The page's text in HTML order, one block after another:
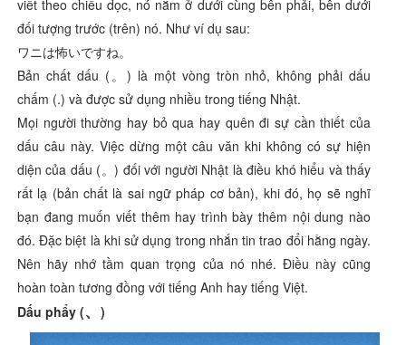
viết theo chiều dọc, nó nằm ở dưới cùng bên phải, bên dưới
đối tượng trước (trên) nó. Như ví dụ sau:
ワニは怖いですね。
Bản chất dấu (。) là một vòng tròn nhỏ, không phải dấu
chấm (.) và được sử dụng nhiều trong tiếng Nhật.
Mọi người thường hay bỏ qua hay quên đi sự cần thiết của
dấu câu này. Việc dừng một câu văn khi không có sự hiện
diện của dấu (。) đối với người Nhật là điều khó hiểu và thấy
rất lạ (bản chất là sai ngữ pháp cơ bản), khi đó, họ sẽ nghĩ
bạn đang muốn viết thêm hay trình bày thêm nội dung nào
đó. Đặc biệt là khi sử dụng trong nhắn tin trao đổi hằng ngày.
Nên hãy nhớ tầm quan trọng của nó nhé. Điều này cũng
hoàn toàn tương đồng với tiếng Anh hay tiếng Việt.
Dấu phẩy (、 )